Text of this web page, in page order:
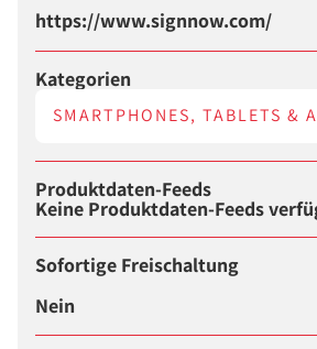
https://www.signnow.com/
Kategorien
SMARTPHONES, TABLETS &
Produktdaten-Feeds
Keine Produktdaten-Feeds
Sofortige Freischaltung
Nein